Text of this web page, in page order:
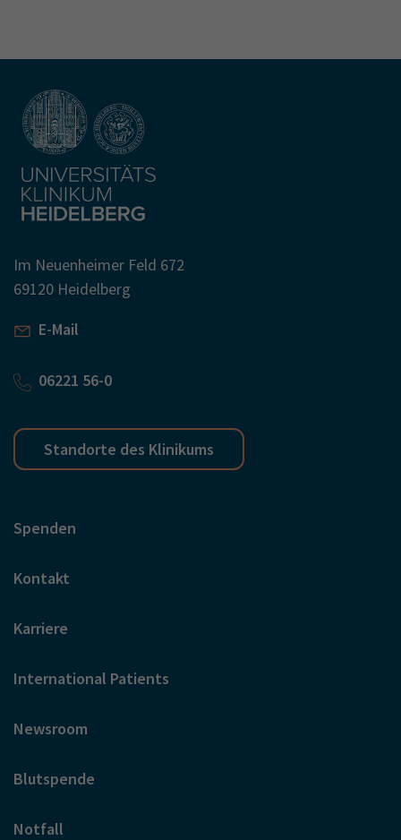
Im Neuenheimer Feld 672
69120 Heidelberg
E-Mail
06221 56-0
Standorte des Klinikums
Spenden
Kontakt
Karriere
International Patients
Newsroom
Blutspende
Notfall